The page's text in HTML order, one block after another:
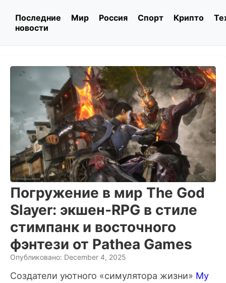
Последние
новости
Мир Россия Спорт Крипто
Погружение в мир The God
Slayer: экшен-RPG в стиле
стимпанк и восточного
фэнтези от Pathea Games
Опубликовано: December 4, 2025
Создатели уютного «симулятора жизни» My